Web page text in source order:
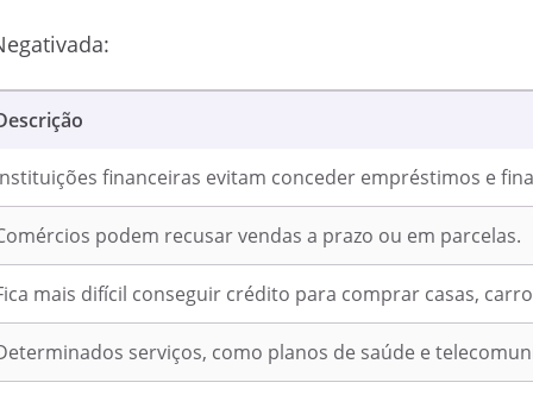
financeiras evitam conceder empréstimos e
podem recusar vendas a prazo ou em parcelas.
mais difícil conseguir crédito para comprar casas,
serviços, como planos de saúde e